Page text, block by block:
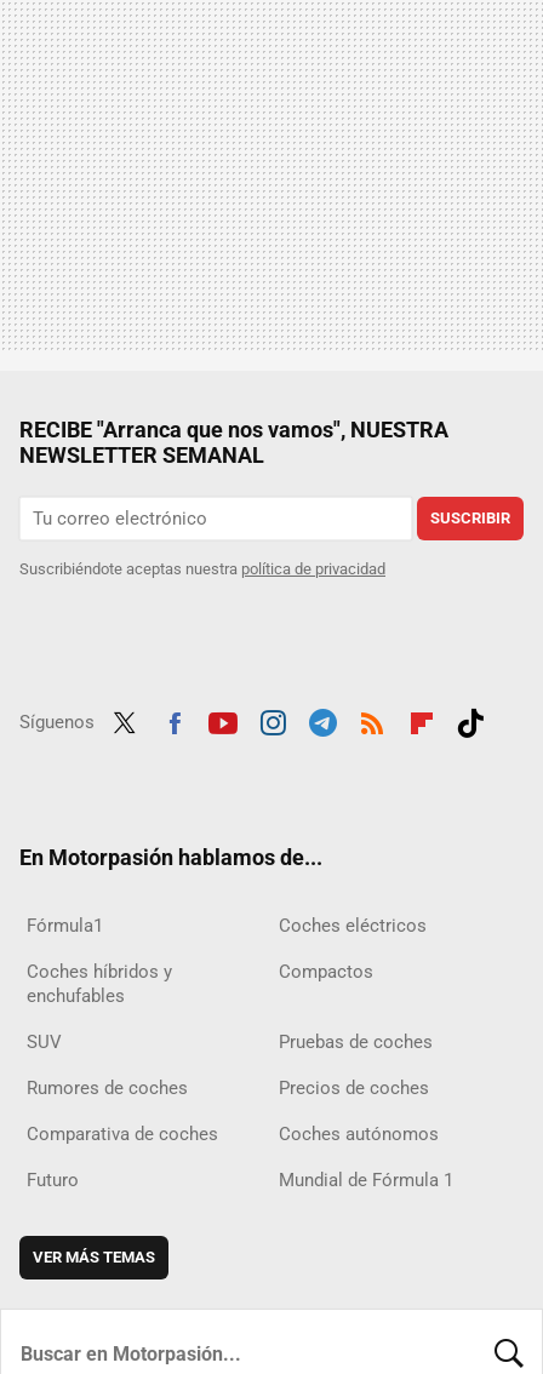
RECIBE "Arranca que nos vamos", NUESTRA
NEWSLETTER SEMANAL
SUSCRIBIR
Suscribiéndote aceptas nuestra política de privacidad
Síguenos
En Motorpasión hablamos de...
Fórmula1 Coches eléctricos
Coches híbridos y
enchufables
Compactos
SUV Pruebas de coches
Rumores de coches Precios de coches
Comparativa de coches Coches autónomos
Futuro Mundial de Fórmula 1
VER MÁS TEMAS